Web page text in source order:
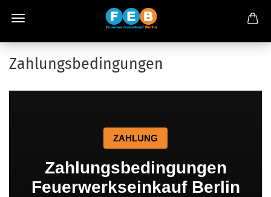
Zahlungsbedingungen
ZAHLUNG
Zahlungsbedingungen
Feuerwerkseinkauf Berlin